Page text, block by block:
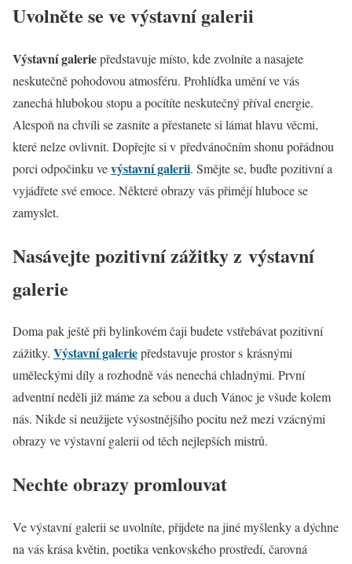
Uvolněte se ve výstavní galerii
Výstavní galeriepředstavuje místo, kde zvolníte a nasajete
neskutečně pohodovou atmosféru. Prohlídka umění ve vás
zanechá hlubokou stopu a pocítíte neskutečný příval energie.
Alespoň na chvíli se zasníte a přestanete si lámat hlavu věcmi,
které nelze ovlivnit. Dopřejte si v předvánočním shonu pořádnou
porci odpočinku vevýstavní galerii. Smějte se, buďte pozitivní a
vyjádřete své emoce. Některé obrazy vás přimějí hluboce se
zamyslet.
Nasávejte pozitivní zážitky z výstavní
galerie
Doma pak ještě při bylinkovém čaji budete vstřebávat pozitivní
zážitky. Výstavní galeriepředstavuje prostor s krásnými
uměleckými díly a rozhodně vás nenechá chladnými. První
adventní neděli již máme za sebou a duch Vánoc je všude kolem
nás. Nikde si neužijete výsostnějšího pocitu než mezi vzácnými
obrazy ve výstavní galerii od těch nejlepších mistrů.
Nechte obrazy promlouvat
Ve výstavní galerii se uvolníte, přijdete na jiné myšlenky a dýchne
na vás krása květin, poetika venkovského prostředí, čarovná